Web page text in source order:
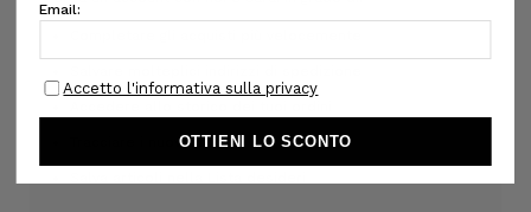
Tracciare i nuovi ordini